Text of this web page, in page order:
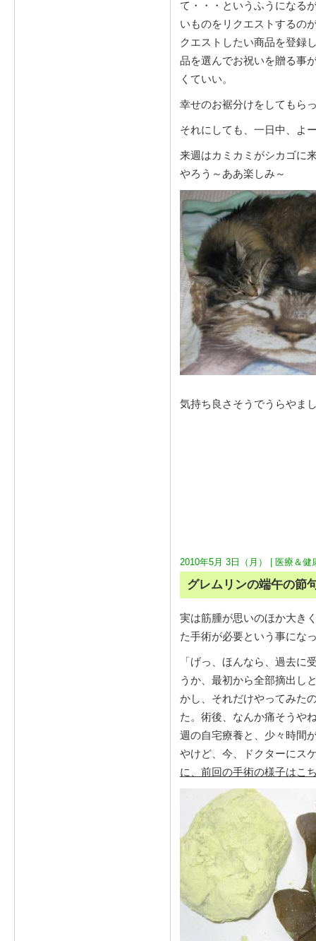
て・・・というふうになる
いものをリクエストするの
クエストしたい商品を登録
品を選んでお祝いを贈る事
くていい。
幸せのお裾分けをしてもら
それにしても、一日中、よ
来週はカミカミがシカゴに
やろう～ああ楽しみ～
気持ち良さそうでうらやま
2010年5月 3日（月） | 医療＆健
グレムリンの端午の節
実は筋腫が思いのほか大き
た手術が必要という事にな
「げっ、ほんなら、過去に
うか、最初から全部摘出し
かし、それだけやってみた
た。術後、なんか痛そうや
週の自宅療養と、少々時間
やけど、今、ドクターにス
に、前回の手術の様子はこ